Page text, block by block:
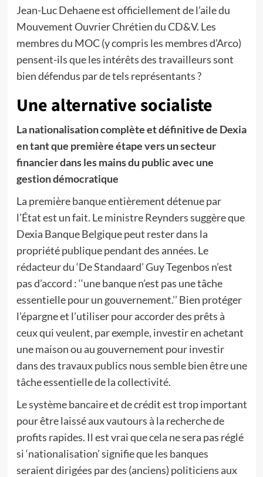
Jean-Luc Dehaene est officiellement de l’aile du
Mouvement Ouvrier Chrétien du CD&V. Les
membres du MOC (y compris les membres d’Arco)
pensent-ils que les intérêts des travailleurs sont
bien défendus par de tels représentants ?
Une alternative socialiste
La nationalisation complète et définitive de Dexia
en tant que première étape vers un secteur
financier dans les mains du public avec une
gestion démocratique
La première banque entièrement détenue par
l’État est un fait. Le ministre Reynders suggère que
Dexia Banque Belgique peut rester dans la
propriété publique pendant des années. Le
rédacteur du ‘De Standaard’ Guy Tegenbos n’est
pas d’accord : ‘‘une banque n’est pas une tâche
essentielle pour un gouvernement.’’ Bien protéger
l’épargne et l’utiliser pour accorder des prêts à
ceux qui veulent, par exemple, investir en achetant
une maison ou au gouvernement pour investir
dans des travaux publics nous semble bien être une
tâche essentielle de la collectivité.
Le système bancaire et de crédit est trop important
pour être laissé aux vautours à la recherche de
profits rapides. Il est vrai que cela ne sera pas réglé
si ‘nationalisation’ signifie que les banques
seraient dirigées par des (anciens) politiciens aux